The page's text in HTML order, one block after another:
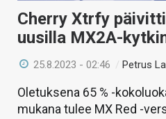
HAKU
Cherry Xtrfy
uusilla MX2A-
25.8.2023 - 02:46 /Petrus
Oletuksena 65 % -
mukana tulee MX Red -